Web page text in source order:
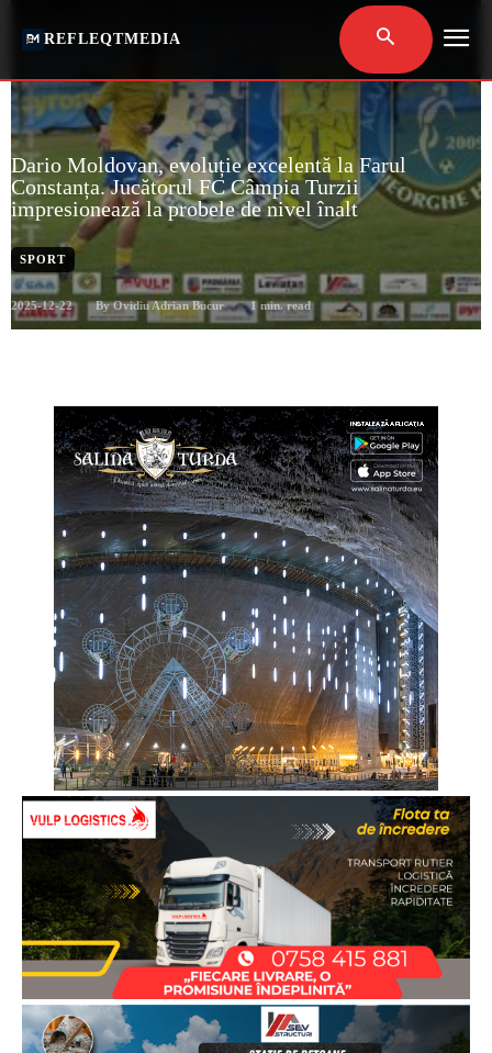
REFLEQTMEDIA
Dario Moldovan, evoluție excelentă la Farul
Constanța. Jucătorul FC Câmpia Turzii
impresionează la probele de nivel înalt
SPORT
2025-12-22 By Ovidiu Adrian Bucur 1min. read